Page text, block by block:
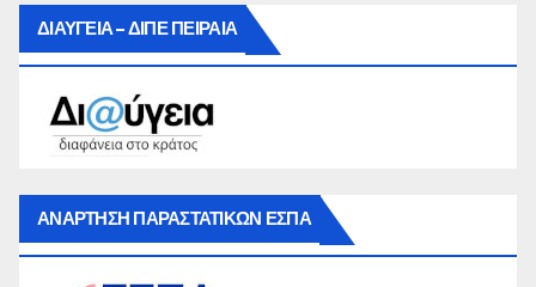
ΔΙΑΥΓΕΙΑ – ΔΙΠΕ ΠΕΙΡΑΙΑ
ΑΝΑΡΤΗΣΗ ΠΑΡΑΣΤΑΤΙΚΩΝ ΕΣΠΑ